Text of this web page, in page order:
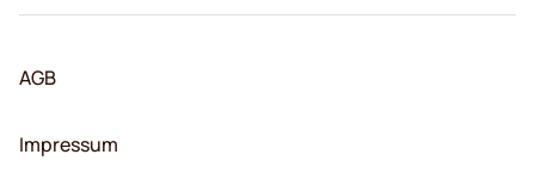
AGB
Impressum